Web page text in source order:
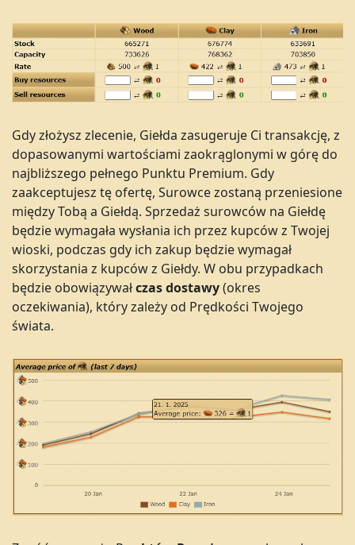
Gdy złożysz zlecenie, Giełda zasugeruje Ci transakcję, z
dopasowanymi wartościami zaokrąglonymi w górę do
najbliższego pełnego Punktu Premium. Gdy
zaakceptujesz tę ofertę, Surowce zostaną przeniesione
między Tobą a Giełdą. Sprzedaż surowców na Giełdę
będzie wymagała wysłania ich przez kupców z Twojej
wioski, podczas gdy ich zakup będzie wymagał
skorzystania z kupców z Giełdy. W obu przypadkach
będzie obowiązywałczas dostawy(okres
oczekiwania), który zależy od Prędkości Twojego
świata.